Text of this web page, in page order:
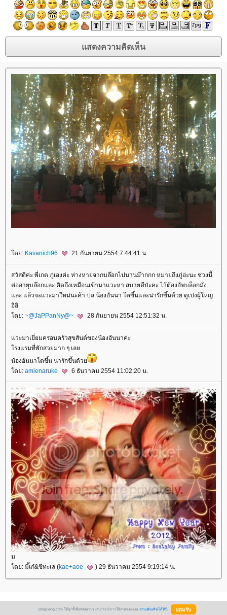
ดย: Kavanich96 21 กันยายน 2554 7:44:41 น.
สวัสดีค่ะ พี่เกด ภู่เองค่ะ ห่างหายจากบล๊อกไปนานม๊ากกก หมายถึงภู่อ่ะนะ ช่วงนี้
ต่ออายุบล๊อกและ คิดถึงเหมือนเข้ามาแวะหา สบายดีป่ะคะ ไว้ต้องอัพบล็อกมั่ง
ละ แล้วจะแวะมาใหม่นะค้า ปล.น้องอันนา โตขึ้นและน่ารักขึ้นด้วย ดูเปงผู้ใหญ่
อิอิ
ดย: ~@JaPPanNy@~ 28 กันยายน 2554 12:51:32 น.
วะมาเยี่ยมครอบครัวสุขสันต์ของน้องอันนาค่ะ
รงแรมที่พักสวยมาก ๆ เล
น้องอันนาโตขึ้น น่ารักขึ้นด้ว
ดย: amienaruke 6 ธันวาคม 2554 11:02:20 น.
ม
ดย: มี๊เก๋&ซีทะเล (kae+aoe ) 29 ธันวาคม 2554 9:19:14 น.
BlogGang.com ใช้คุกกี้เพื่อพัฒนาประสบการณ์การใช้งานของคุณ อ่านเพิ่มเติมได้ที่นี่